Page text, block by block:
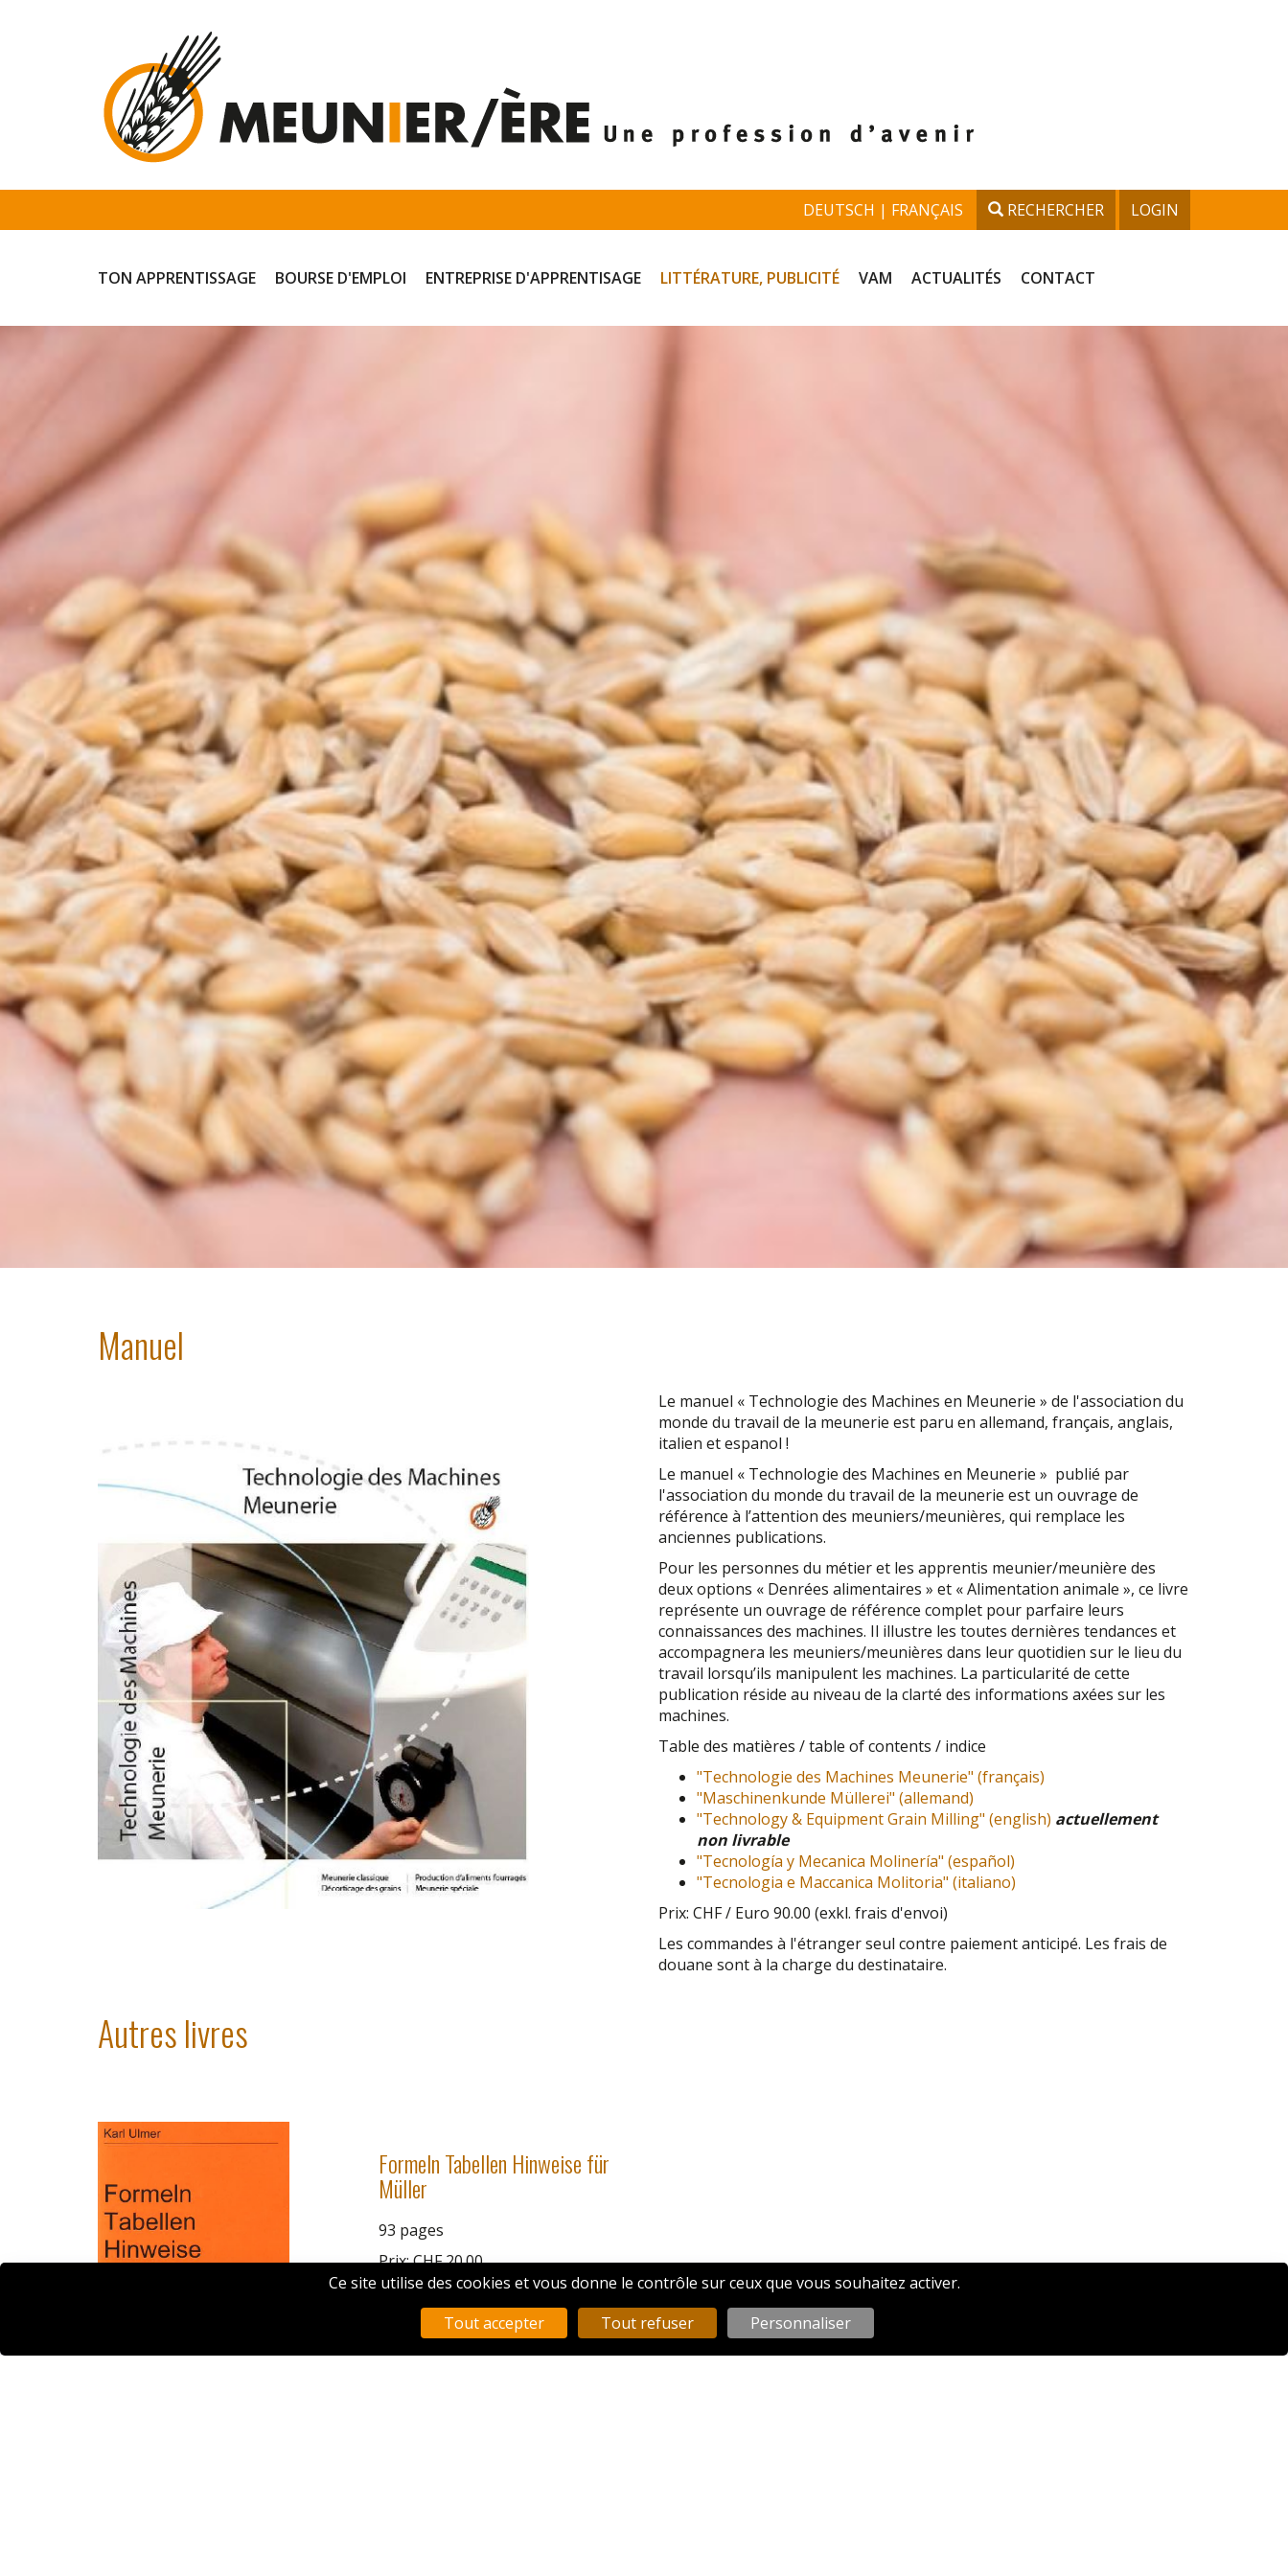
DEUTSCH FRANÇAIS RECHERCHER LOGIN
TON APPRENTISSAGE BOURSE D'EMPLOI ENTREPRISE D'APPRENTISAGE LITTÉRATURE, PUBLICITÉ VAM ACTUALITÉS CONTACT
Manuel
Le manuel « Technologie des Machines en Meunerie » de l'association du
monde du travail de la meunerie est paru en allemand, français, anglais,
italien et espanol !
Le manuel « Technologie des Machines en Meunerie » publié par
l'association du monde du travail de la meunerie est un ouvrage de
référence à l’attention des meuniers/meunières, qui remplace les
anciennes publications.
Pour les personnes du métier et les apprentis meunier/meunière des
deux options « Denrées alimentaires » et « Alimentation animale », ce livre
représente un ouvrage de référence complet pour parfaire leurs
connaissances des machines. Il illustre les toutes dernières tendances et
accompagnera les meuniers/meunières dans leur quotidien sur le lieu du
travail lorsqu’ils manipulent les machines. La particularité de cette
publication réside au niveau de la clarté des informations axées sur les
machines.
Table des matières / table of contents / indice
"Technologie des Machines Meunerie" (français)
"Maschinenkunde Müllerei" (allemand)
"Technology & Equipment Grain Milling" (english) actuellement
non livrable
"Tecnología y Mecanica Molinería" (español)
"Tecnologia e Maccanica Molitoria" (italiano)
Prix: CHF / Euro 90.00 (exkl. frais d'envoi)
Les commandes à l'étranger seul contre paiement anticipé. Les frais de
douane sont à la charge du destinataire.
Autres livres
Formeln Tabellen Hinweise für
Müller
93 pages
Prix: CHF 20.00
Ce site utilise des cookies et vous donne le contrôle sur ceux que vous souhaitez activer.
Tout accepter
Tout refuser Personnaliser